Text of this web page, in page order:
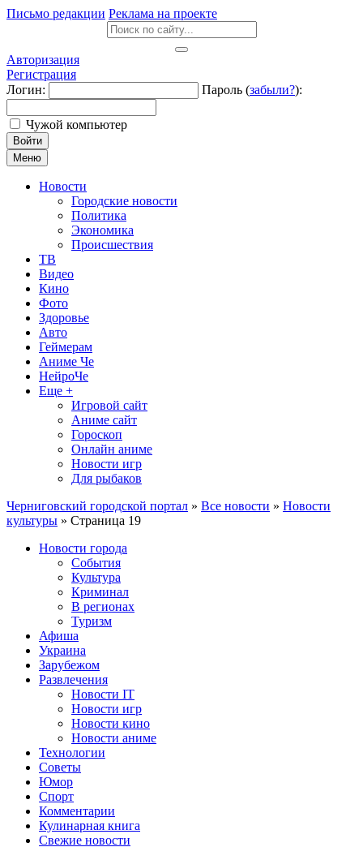
Письмо редакции Реклама на проекте
Авторизация
Регистрация
Логин:
Пароль (забыли?):
Чужой компьютер
Войти
Меню
Новости
Городские новости
Политика
Экономика
Происшествия
ТВ
Видео
Кино
Фото
Здоровье
Авто
Геймерам
Аниме Че
НейроЧе
Еще +
Игровой сайт
Аниме сайт
Гороскоп
Онлайн аниме
Новости игр
Для рыбаков
Черниговский городской портал » Все новости » Новости
культуры » Страница 19
Новости города
События
Культура
Криминал
В регионах
Туризм
Афиша
Украина
Зарубежом
Развлечения
Новости IT
Новости игр
Новости кино
Новости аниме
Технологии
Советы
Юмор
Спорт
Комментарии
Кулинарная книга
Свежие новости